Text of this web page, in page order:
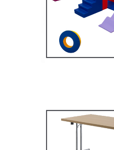
Équipement
MOBILIER SCOLAIRE